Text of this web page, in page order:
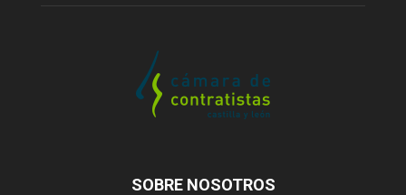
SOBRE NOSOTROS